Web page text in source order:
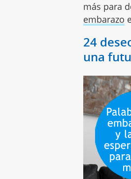
más para
embarazo
24
una